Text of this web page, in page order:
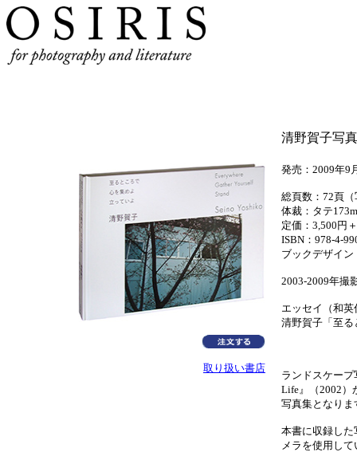
清野賀子写
取り扱い書店
発売：2009年9
総頁数：72頁
体裁：タテ
定価：3,500円
ISBN：978-4-
ブックデザイ
2003-2009年撮
エッセイ（和英
清野賀子「至
ランドスケー
Life』（2002）
写真集となりま
本書に収録し
メラを使用し